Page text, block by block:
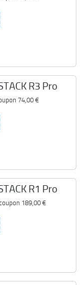
R3 Pro
74,00 €
R1 Pro
189,00 €